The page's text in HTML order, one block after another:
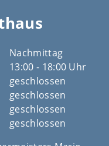
Nachmittag
13:00 - 18:00 Uhr
geschlossen
geschlossen
geschlossen
geschlossen